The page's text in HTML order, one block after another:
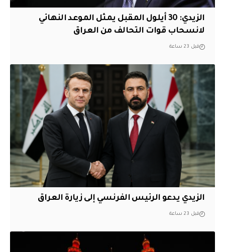
الزيدي: 30 أيلول المقبل يمثل الموعد النهائي
لانسحاب قوات التحالف من العراق
قبل 23 ساعة
الزيدي يدعو الرئيس الفرنسي إلى زيارة العراق
قبل 23 ساعة